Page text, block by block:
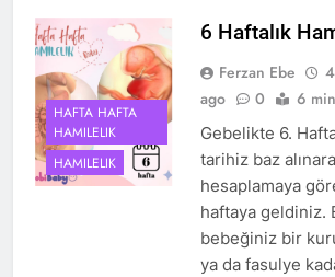
HAFTA HAFTA
HAMILELIK
HAMILELIK
6 Haftalık
Ferzan Ebe
ago
0 6
Gebelikte 6.
tarihiz baz
hesaplamaya
haftaya geldiniz.
bebeğiniz bir
ya da fasulye